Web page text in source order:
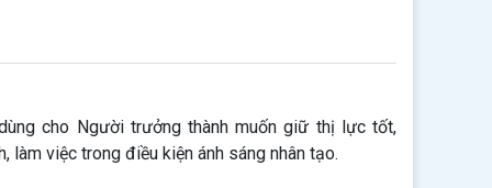
cho Người trưởng thành muốn giữ thị lực tốt,
làm việc trong điều kiện ánh sáng nhân tạo.